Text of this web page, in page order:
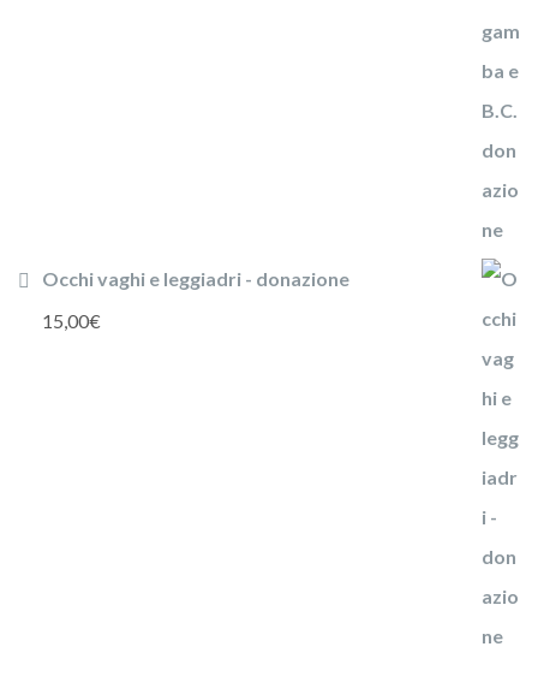
Occhi vaghi e leggiadri - donazione
15,00€